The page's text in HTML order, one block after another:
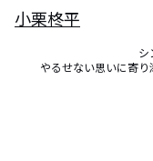
小栗柊平
シ
やるせない思いに寄